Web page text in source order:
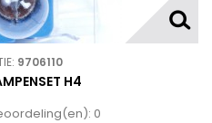
9706110
H4
0